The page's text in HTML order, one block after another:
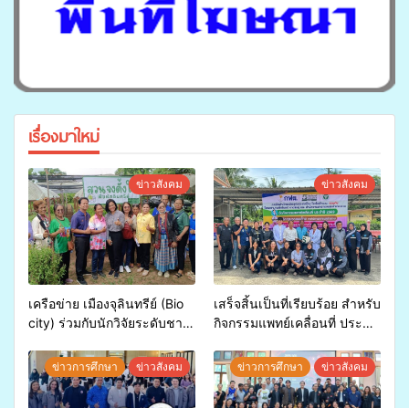
เรื่องมาใหม่
ข่าวสังคม
เครือข่าย เมืองจุลินทรีย์ (Bio
city) ร่วมกับนักวิจัยระดับชาติ
ประโยชน์จากสาหร่ายและ
เห็ดไมคอร์ไรซาสำหรับปลูกไม้
มีค่า-พืชเศรษฐกิจ”
ข่าวสังคม
เสร็จสิ้นเป็นที่เรียบร้อย สำหรับ
กิจกรรมแพทย์เคลื่อนที่ ประจำ
สุขภาพแก่ประชาชนในพื้นที่
อำเภอจะนะ
ข่าวการศึกษา ข่าวสังคม ข่าวการศึกษา ข่าวสังคม